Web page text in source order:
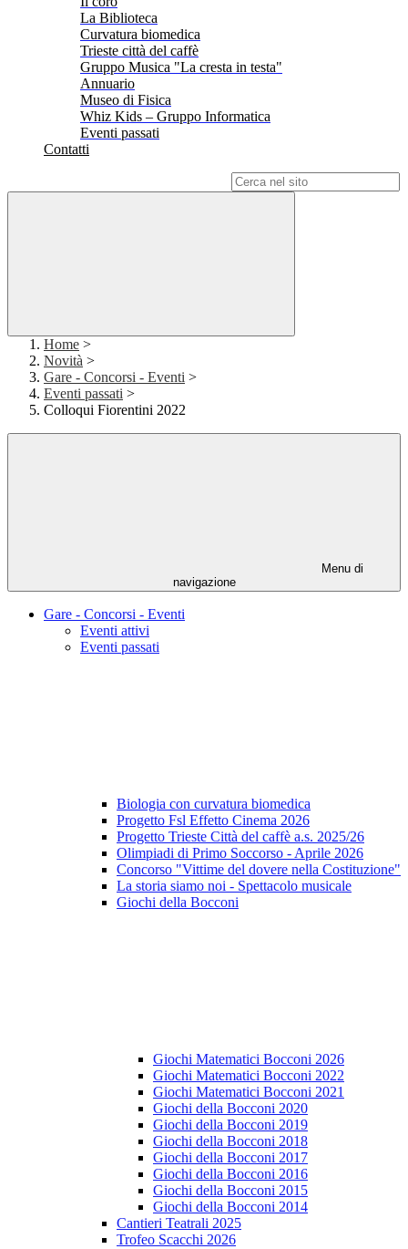
La Biblioteca
Curvatura biomedica
Trieste città del caffè
Gruppo Musica "La cresta in testa"
Annuario
Museo di Fisica
Whiz Kids – Gruppo Informatica
Eventi passati
Contatti
Home >
Novità >
Gare - Concorsi - Eventi >
Eventi passati >
Colloqui Fiorentini 2022
Menu di
navigazione
Gare - Concorsi - Eventi
Eventi attivi
Eventi passati
Biologia con curvatura biomedica
Progetto Fsl Effetto Cinema 2026
Progetto Trieste Città del caffè a.s. 2025/26
Olimpiadi di Primo Soccorso - Aprile 2026
Concorso "Vittime del dovere nella Costituzione"
La storia siamo noi - Spettacolo musicale
Giochi della Bocconi
Giochi Matematici Bocconi 2026
Giochi Matematici Bocconi 2022
Giochi Matematici Bocconi 2021
Giochi della Bocconi 2020
Giochi della Bocconi 2019
Giochi della Bocconi 2018
Giochi della Bocconi 2017
Giochi della Bocconi 2016
Giochi della Bocconi 2015
Giochi della Bocconi 2014
Cantieri Teatrali 2025
Trofeo Scacchi 2026